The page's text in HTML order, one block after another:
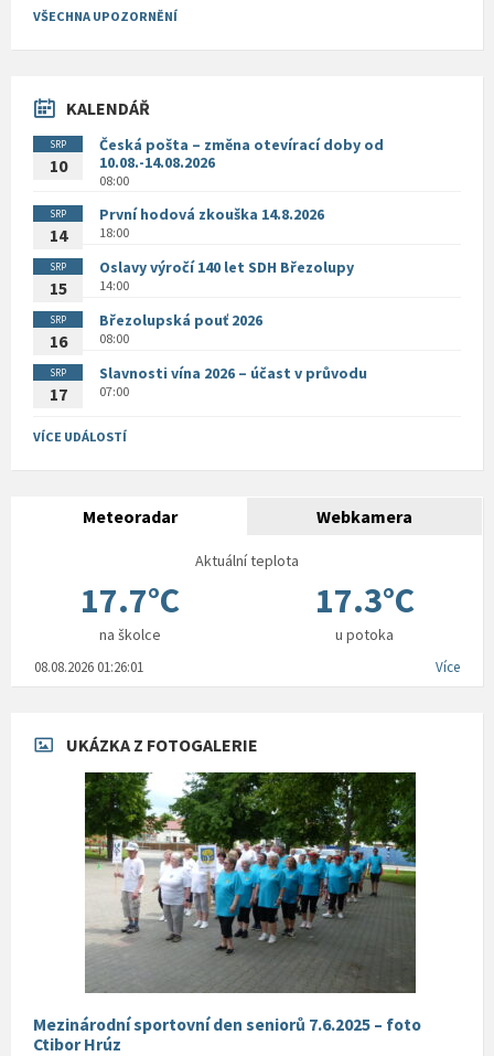
VŠECHNA UPOZORNĚNÍ
KALENDÁŘ
SRP
10
Česká pošta – změna otevírací doby od
10.08.-14.08.2026
08:00
SRP
14
První hodová zkouška 14.8.2026
18:00
SRP
15
Oslavy výročí 140 let SDH Březolupy
14:00
SRP
16
Březolupská pouť 2026
08:00
SRP
17
Slavnosti vína 2026 – účast v průvodu
07:00
VÍCE UDÁLOSTÍ
Meteoradar Webkamera
Aktuální teplota
17.7°C 17.3°C
na školce u potoka
08.08.2026 01:26:01 Více
UKÁZKA Z FOTOGALERIE
Mezinárodní sportovní den seniorů 7.6.2025 – foto
Ctibor Hrúz